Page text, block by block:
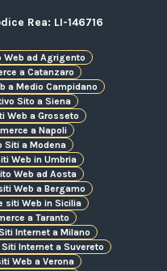
Rea: LI-146716
Web ad Agrigento
a Catanzaro
a Medio Campidano
Sito a Siena
Web a Grosseto
a Napoli
Siti a Modena
Web in Umbria
Web ad Aosta
Web a Bergamo
siti Web in Sicilia
a Taranto
Internet a Milano
Internet a Suvereto
Web a Verona